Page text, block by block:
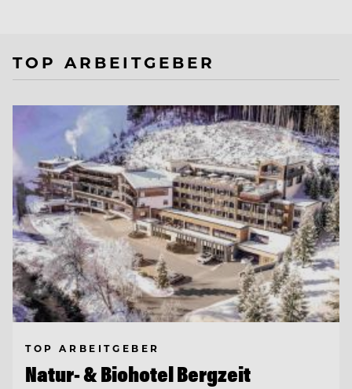
TOP ARBEITGEBER
TOP ARBEITGEBER
Natur- & Biohotel Bergzeit